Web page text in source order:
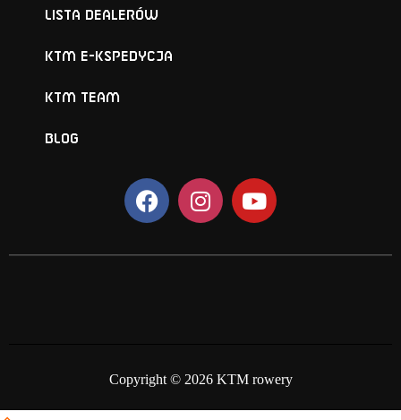
Lista Dealerów
KTM e-KSPEDYCJA
KTM TEAM
BLOG
Copyright © 2026 KTM rowery